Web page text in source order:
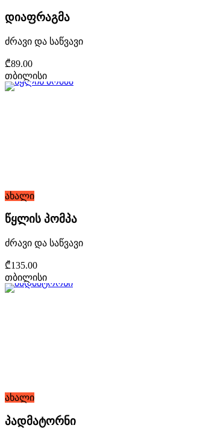
დიაფრაგმა
ძრავი და საწვავი
₾89.00
თბილისი
ახალი
წყლის პომპა
ძრავი და საწვავი
₾135.00
თბილისი
ახალი
პადმატორნი